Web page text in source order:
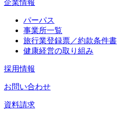
企業情報
パーパス
事業所一覧
旅行業登録票／約款条件書
健康経営の取り組み
採用情報
お問い合わせ
資料請求